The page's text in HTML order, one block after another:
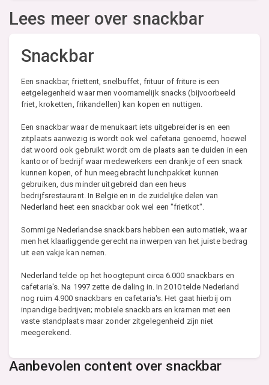
Lees meer over snackbar
Snackbar
Een snackbar, friettent, snelbuffet, frituur of friture is een
eetgelegenheid waar men voornamelijk snacks (bijvoorbeeld
friet, kroketten, frikandellen) kan kopen en nuttigen.
Een snackbar waar de menukaart iets uitgebreider is en een
zitplaats aanwezig is wordt ook wel cafetaria genoemd, hoewel
dat woord ook gebruikt wordt om de plaats aan te duiden in een
kantoor of bedrijf waar medewerkers een drankje of een snack
kunnen kopen, of hun meegebracht lunchpakket kunnen
gebruiken, dus minder uitgebreid dan een heus
bedrijfsrestaurant. In België en in de zuidelijke delen van
Nederland heet een snackbar ook wel een "frietkot".
Sommige Nederlandse snackbars hebben een automatiek, waar
men het klaarliggende gerecht na inwerpen van het juiste bedrag
uit een vakje kan nemen.
Nederland telde op het hoogtepunt circa 6.000 snackbars en
cafetaria's. Na 1997 zette de daling in. In 2010 telde Nederland
nog ruim 4.900 snackbars en cafetaria's. Het gaat hierbij om
inpandige bedrijven; mobiele snackbars en kramen met een
vaste standplaats maar zonder zitgelegenheid zijn niet
meegerekend.
Aanbevolen content over snackbar